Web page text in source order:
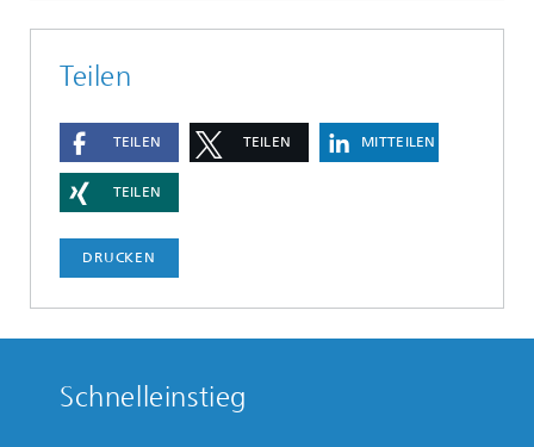
Teilen
TEILEN TEILEN MITTEILEN
TEILEN
DRUCKEN
Schnelleinstieg